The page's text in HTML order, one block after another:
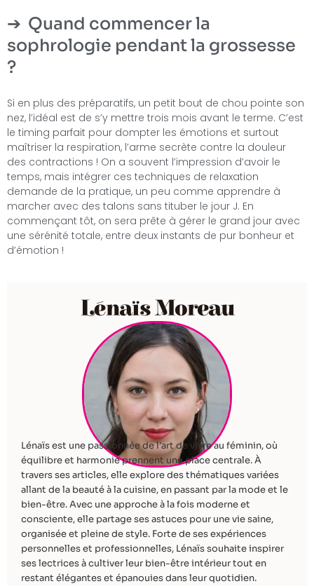
Quand commencer la
sophrologie pendant la grossesse
?
Si en plus des préparatifs, un petit bout de chou pointe son
nez, l’idéal est de s’y mettre trois mois avant le terme. C’est
le timing parfait pour dompter les émotions et surtout
maîtriser la respiration, l’arme secrète contre la douleur
des contractions ! On a souvent l’impression d’avoir le
temps, mais intégrer ces techniques de relaxation
demande de la pratique, un peu comme apprendre à
marcher avec des talons sans tituber le jour J. En
commençant tôt, on sera prête à gérer le grand jour avec
une sérénité totale, entre deux instants de pur bonheur et
d’émotion !
Lénaïs Moreau
Lénaïs est une passionnée de l’art de vivre au féminin, où
équilibre et harmonie prennent une place centrale. À
travers ses articles, elle explore des thématiques variées
allant de la beauté à la cuisine, en passant par la mode et le
bien-être. Avec une approche à la fois moderne et
consciente, elle partage ses astuces pour une vie saine,
organisée et pleine de style. Forte de ses expériences
personnelles et professionnelles, Lénaïs souhaite inspirer
ses lectrices à cultiver leur bien-être intérieur tout en
restant élégantes et épanouies dans leur quotidien.